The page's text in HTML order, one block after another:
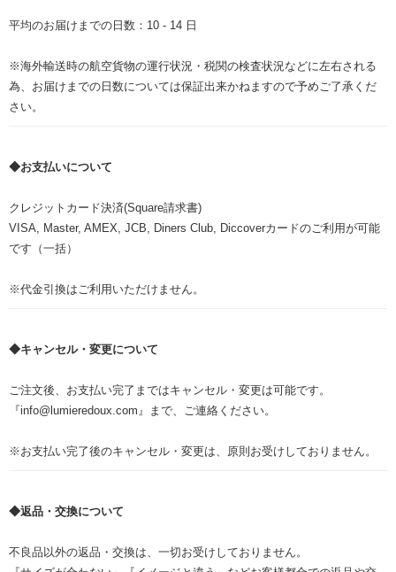
平均のお届けまでの日数：10 - 14 日
※海外輸送時の航空貨物の運行状況・税関の検査状況などに左右される
為、お届けまでの日数については保証出来かねますので予めご了承くだ
さい。
◆お支払いについて
クレジットカード決済(Square請求書)
VISA, Master, AMEX, JCB, Diners Club, Diccoverカードのご利用が可能
です（一括）
※代金引換はご利用いただけません。
◆キャンセル・変更について
ご注文後、お支払い完了まではキャンセル・変更は可能です。
『info@lumieredoux.com』まで、ご連絡ください。
※お支払い完了後のキャンセル・変更は、原則お受けしておりません。
◆返品・交換について
不良品以外の返品・交換は、一切お受けしておりません。